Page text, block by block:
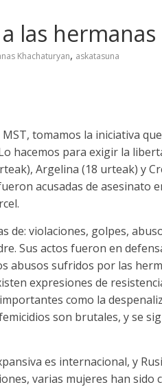
las
Khachaturyan, askatasuna
MST, tomamos la iniciativa
hacemos para exigir la
Argelina (18 urteak) y
acusadas de asesinato
.
de: violaciones, golpes,
. Sus actos fueron en
abusos sufridos por las
expresiones de
como la
son brutales, y se
es internacional, y
, varias mujeres han sido